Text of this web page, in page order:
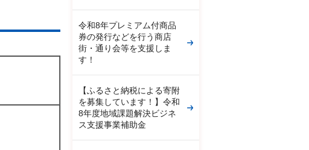
令和8年プレミアム付商品
券の発行などを行う商店
街・通り会等を支援しま
す！
【ふるさと納税による寄附
を募集しています！】令和
8年度地域課題解決ビジネ
ス支援事業補助金